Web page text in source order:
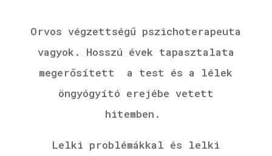
Orvos végzettségű pszichoterapeuta
vagyok. Hosszú évek tapasztalata
megerősített a test és a lélek
öngyógyító erejébe vetett
hitemben.
Lelki problémákkal és lelki